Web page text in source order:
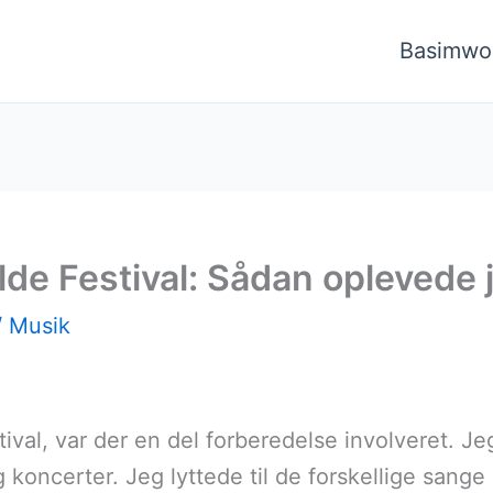
Festival: Sådan oplevede
Musik
var der en del forberedelse involveret.
koncerter. Jeg lyttede til de forskellige